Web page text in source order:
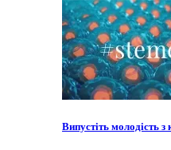
Випустіть молодість з